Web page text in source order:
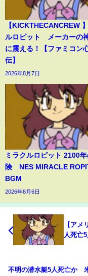
【KICKTHECANCREW
ルロピット メーカーの
に震える！【ファミコン
伝】
2026年8月7日
ミラクルロピット 2100
険 NES MIRACLE
BGM
2026年8月6日
【アメ
不明の潜水艇5人死亡か